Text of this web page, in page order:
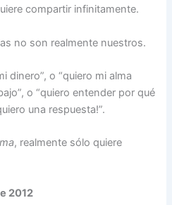
compartir infinitamente.
no son realmente nuestros.
dinero”, o “quiero mi alma
o “quiero entender por qué
una respuesta!”.
, realmente sólo quiere
2012